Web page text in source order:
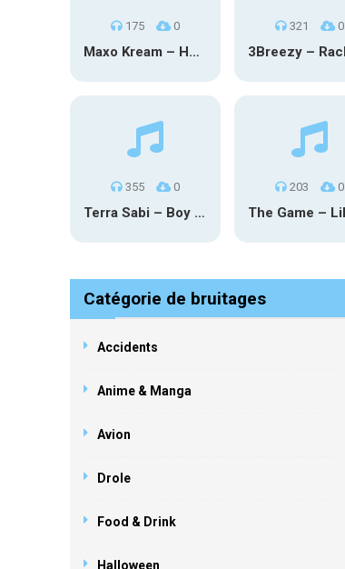
175 0
Maxo Kream – HOW TF I’M LUCKY
321 0
355 0
Terra Sabi – Boy Game X Marcia Cruz
203 0
Catégorie de bruitages
Accidents
Anime & Manga
Avion
Drole
Food & Drink
Halloween